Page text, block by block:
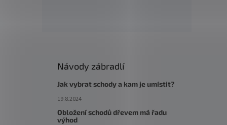
Návody zábradlí
Jak vybrat schody a kam je umístit?
19.8.2024
Obložení schodů dřevem má řadu
výhod